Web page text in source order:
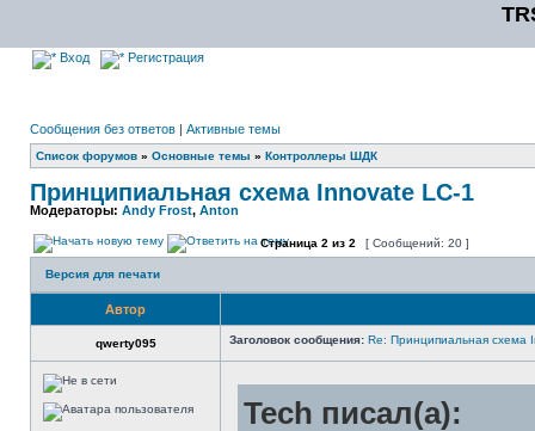
Вход Регистрация
Сообщения без ответов | Активные темы
Список форумов » Основные темы » Контроллеры ШДК
Принципиальная схема Innovate LC-1
Модераторы: Andy Frost, Anton
Страница 2 из 2 [ Сообщений: 20 ]
Версия для печати
Автор
qwerty095 Заголовок сообщения: Re: Принципиальная схема
Tech писал(а):